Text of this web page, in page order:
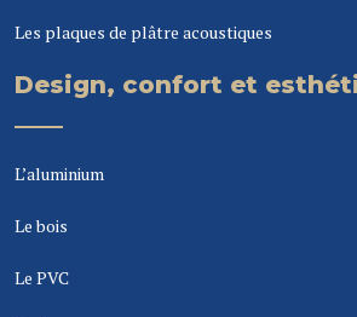
Les plaques de plâtre acoustiques
Design, confort et
L’aluminium
Le bois
Le PVC